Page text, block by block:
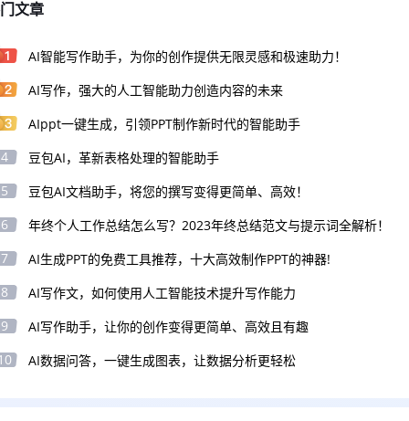
文章
AI智能写作助手，为你的创作提供无限灵感和极速助力！
AI写作，强大的人工智能助力创造内容的未来
AIppt一键生成，引领PPT制作新时代的智能助手
4
豆包AI，革新表格处理的智能助手
5
豆包AI文档助手，将您的撰写变得更简单、高效！
6
年终个人工作总结怎么写？2023年终总结范文与提示词全解析！
7
AI生成PPT的免费工具推荐，十大高效制作PPT的神器!
8
AI写作文，如何使用人工智能技术提升写作能力
9
AI写作助手，让你的创作变得更简单、高效且有趣
AI数据问答，一键生成图表，让数据分析更轻松